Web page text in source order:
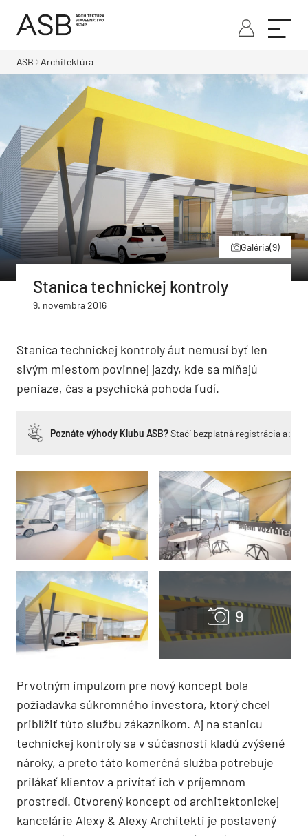
ASB Architektúra
Galéria(9)
Stanica technickej kontroly
9. novembra 2016
Stanica technickej kontroly áut nemusí byť len
sivým miestom povinnej jazdy, kde sa míňajú
peniaze, čas a psychická pohoda ľudí.
Poznáte výhody Klubu ASB?Stačí bezplatná registrácia a
Prvotným impulzom pre nový koncept bola
požiadavka súkromného investora, ktorý chcel
priblížiť túto službu zákazníkom. Aj na stanicu
technickej kontroly sa v súčasnosti kladú zvýšené
nároky, a preto táto komerčná služba potrebuje
prilákať klientov a privítať ich v príjemnom
prostredí. Otvorený koncept od architektonickej
kancelárie Alexy & Alexy Architekti je postavený